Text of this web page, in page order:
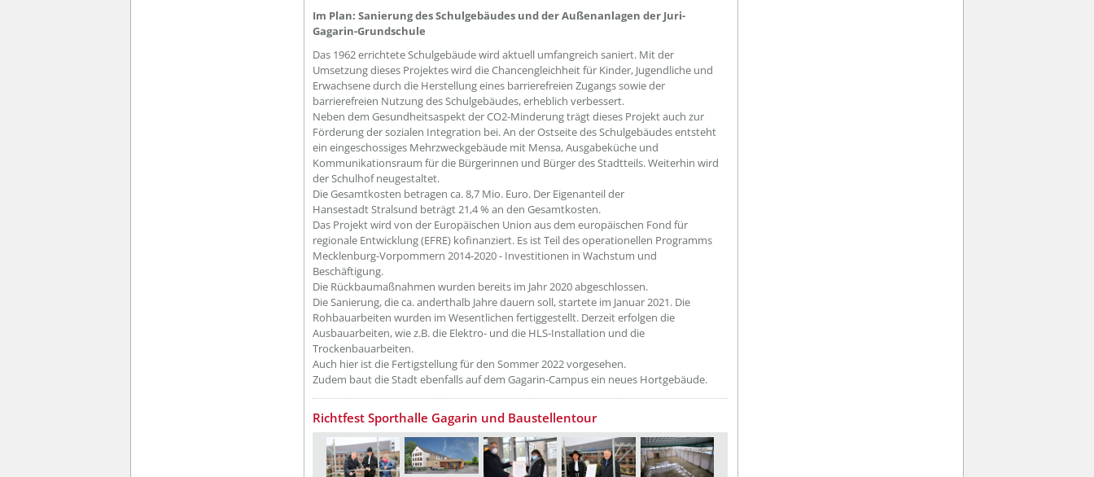
Im Plan: Sanierung des Schulgebäudes und der Außenanlagen der Juri-
Gagarin-Grundschule
Das 1962 errichtete Schulgebäude wird aktuell umfangreich saniert. Mit der
Umsetzung dieses Projektes wird die Chancengleichheit für Kinder, Jugendliche und
Erwachsene durch die Herstellung eines barrierefreien Zugangs sowie der
barrierefreien Nutzung des Schulgebäudes, erheblich verbessert.
Neben dem Gesundheitsaspekt der CO2-Minderung trägt dieses Projekt auch zur
Förderung der sozialen Integration bei. An der Ostseite des Schulgebäudes entsteht
ein eingeschossiges Mehrzweckgebäude mit Mensa, Ausgabeküche und
Kommunikationsraum für die Bürgerinnen und Bürger des Stadtteils. Weiterhin wird
der Schulhof neugestaltet.
Die Gesamtkosten betragen ca. 8,7 Mio. Euro. Der Eigenanteil der
Hansestadt Stralsund beträgt 21,4 % an den Gesamtkosten.
Das Projekt wird von der Europäischen Union aus dem europäischen Fond für
regionale Entwicklung (EFRE) kofinanziert. Es ist Teil des operationellen Programms
Mecklenburg-Vorpommern 2014-2020 - Investitionen in Wachstum und
Beschäftigung.
Die Rückbaumaßnahmen wurden bereits im Jahr 2020 abgeschlossen.
Die Sanierung, die ca. anderthalb Jahre dauern soll, startete im Januar 2021. Die
Rohbauarbeiten wurden im Wesentlichen fertiggestellt. Derzeit erfolgen die
Ausbauarbeiten, wie z.B. die Elektro- und die HLS-Installation und die
Trockenbauarbeiten.
Auch hier ist die Fertigstellung für den Sommer 2022 vorgesehen.
Zudem baut die Stadt ebenfalls auf dem Gagarin-Campus ein neues Hortgebäude.
Richtfest Sporthalle Gagarin und Baustellentour